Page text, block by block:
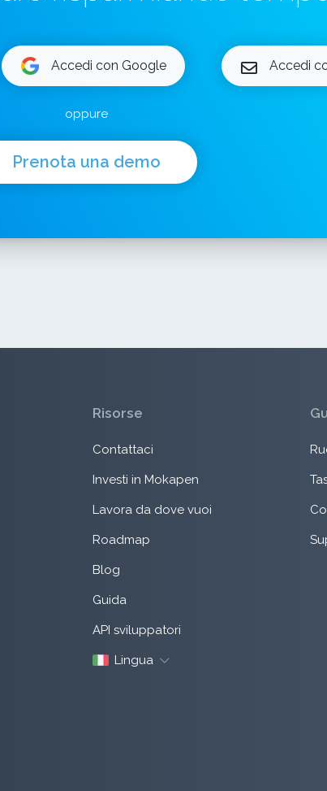
Accedi con Google Accedi
oppure
Prenota una demo
Risorse
Contattaci
Investi in Mokapen
Lavora da dove vuoi
Roadmap
Blog
Guida
API sviluppatori
Lingua